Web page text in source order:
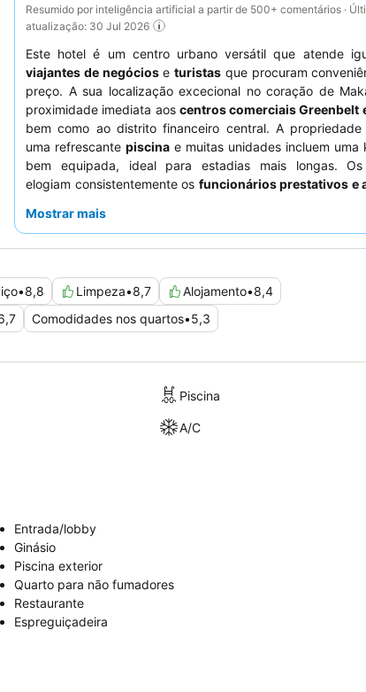
Resumido por inteligência artificial a partir de 500+ comentários ·
atualização: 30 Jul 2026
Este hotel é um centro urbano versátil que atende
viajantes de negócioseturistas que procuram
preço. A sua localização excecional no coração de
proximidade imediata aos centros comerciais Greenbelt
bem como ao distrito financeiro central. A
uma refrescante piscina e muitas unidades incluem uma
bem equipada, ideal para estadias mais longas. Os
elogiam consistentemente os funcionários prestativos e
o conveniente serviço de quartos. Para uma estadia
Mostrar mais
•8,8 Limpeza•8,7 Alojamento•8,4
Comodidades nos quartos•5,3
Piscina
A/C
Entrada/lobby
Ginásio
Piscina exterior
Quarto para não fumadores
Restaurante
Espreguiçadeira